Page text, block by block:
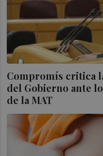
Compromís critica
del Gobierno ante
de la MAT